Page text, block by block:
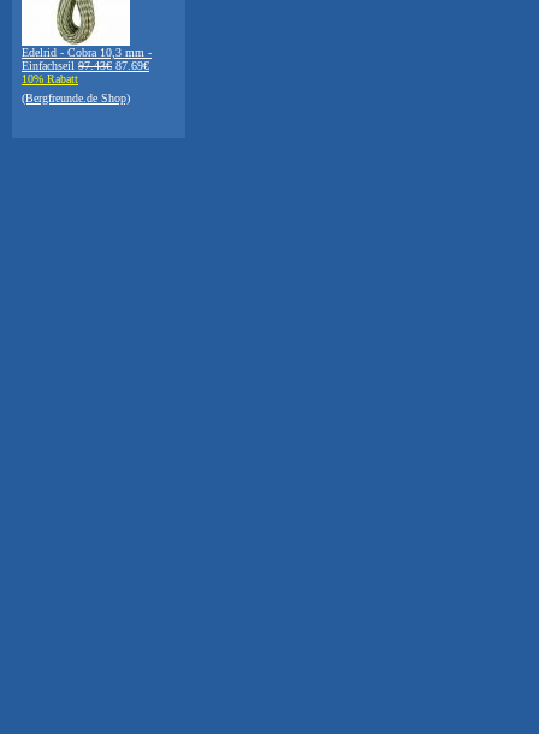
Edelrid - Cobra 10,3 mm -
Einfachseil 97.43€ 87.69€
10% Rabatt
(Bergfreunde.de Shop)